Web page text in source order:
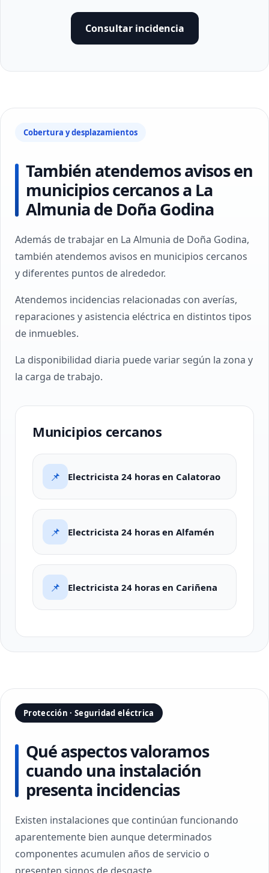
Consultar incidencia
Cobertura y desplazamientos
También atendemos avisos en
municipios cercanos a La
Almunia de Doña Godina
Además de trabajar en La Almunia de Doña Godina,
también atendemos avisos en municipios cercanos
y diferentes puntos de alrededor.
Atendemos incidencias relacionadas con averías,
reparaciones y asistencia eléctrica en distintos tipos
de inmuebles.
La disponibilidad diaria puede variar según la zona y
la carga de trabajo.
Municipios cercanos
📌 Electricista 24 horas en Calatorao
📌 Electricista 24 horas en Alfamén
📌 Electricista 24 horas en Cariñena
Protección · Seguridad eléctrica
Qué aspectos valoramos
cuando una instalación
presenta incidencias
Existen instalaciones que continúan funcionando
aparentemente bien aunque determinados
componentes acumulen años de servicio o